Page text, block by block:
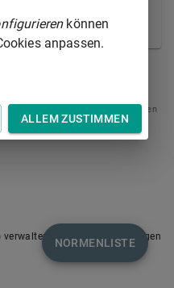
kann.
oder rechts zur Navigation zwischen
NORMENLISTE
Nutzungsbedingungen
können
anpassen.
ALLEM ZUSTIMMEN